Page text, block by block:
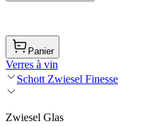
Panier
Verres à vin
Schott Zwiesel Finesse
Zwiesel Glas